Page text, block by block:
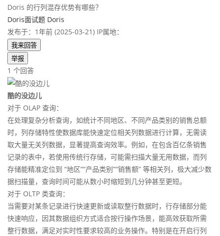
Doris 的行列混存优势有哪些？
Doris面试题 Doris
发布于：1年前 (2025-03-21) IP属地：
我来回答
举报
1 个回答
酷的没边儿
对于 OLAP 查询：
在处理复杂分析查询，如统计不同地区、不同产品类别的销售总额
时，列存储特性使数据库能快速定位相关列数据进行计算，无需读
取大量无关列数据，显著提高查询效率。例如，在包含百亿条销售
记录的表中，若使用传统行存储，可能需扫描大量无用数据，而列
存储能精准定位到 “地区”“产品类别”“销售额” 等相关列，极大减少数
据扫描量，查询时间可能从数小时缩短到几分钟甚至更短。
对于 OLTP 类查询：
当需要对某条记录进行快速更新或读取整行数据时，行存储部分能
快速响应，因其数据组织方式适合按行操作场景，能高效获取所需
整行数据，满足对实时性要求较高的业务操作。特别是在开启行列